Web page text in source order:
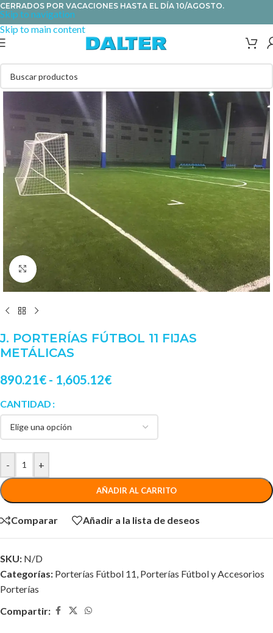
Skip to navigation
Skip to main content
CERRADOS POR VACACIONES HASTA EL DÍA 10/AGOSTO.
Clic para ampliar
J. PORTERÍAS FÚTBOL 11 FIJAS
METÁLICAS
890.21€ - 1,605.12€
CANTIDAD
- +
AÑADIR AL CARRITO
Comparar Añadir a la lista de deseos
SKU: N/D
Categorías: Porterías Fútbol 11 Porterías Fútbol y Accesorios
Porterías
Compartir: